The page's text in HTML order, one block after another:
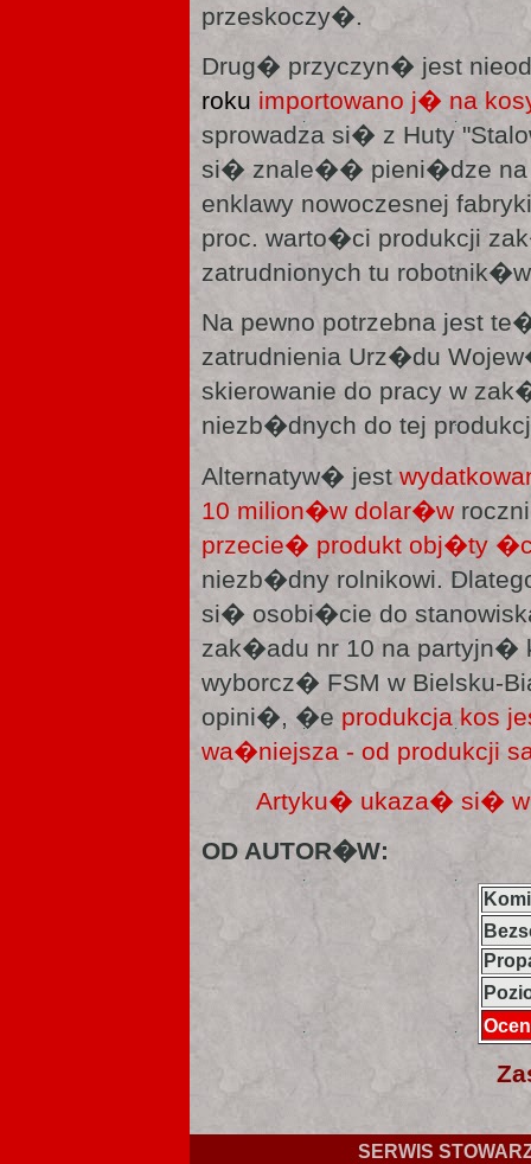
przeskoczy�.
Drug� przyczyn� jest
roku importowano j� na
sprowadza si� z Huty
si� znale�� pieni�dze na
enklawy nowoczesnej
proc. warto�ci produkcji
zatrudnionych tu
Na pewno potrzebna jest
zatrudnienia Urz�du
skierowanie do pracy w
niezb�dnych do tej
Alternatyw� jest
10 milion�w dolar�w
przecie� produkt obj�ty
niezb�dny rolnikowi.
si� osobi�cie do
zak�adu nr 10 na partyjn�
wyborcz� FSM w Bielsku-
opini�, �e produkcja kos
wa�niejsza - od produkcji
Artyku� ukaza� si� w
OD AUTOR�W:
SERWIS